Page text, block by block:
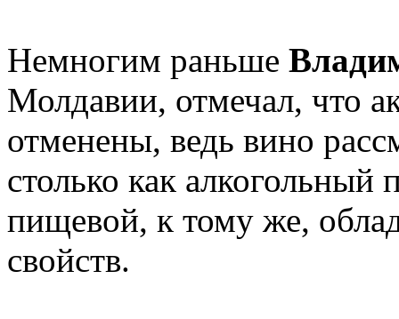
Немногим раньше
Молдавии, отмечал, что
отменены, ведь вино
столько как
пищевой, к тому же,
свойств.